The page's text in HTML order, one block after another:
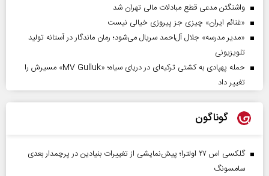
واشنگتن مدعی قطع مبادلات مالی تهران شد
«غنائم ایران» چیزی جز پیروزی خیالی نیست
«مدیر مدرسه» جلال آل‌احمد سریال می‌شود؛ رمان ماندگار در آستانه تولید
تلویزیونی
حمله پهپادی به کشتی ترکیه‌ای در دریای سیاه؛ «MV Gulluk» مسیرش را
تغییر داد
گوناگون
گلکسی اس ۲۷ اولترا؛ پیش‌نمایشی از تغییرات بنیادین در پرچمدار بعدی
سامسونگ